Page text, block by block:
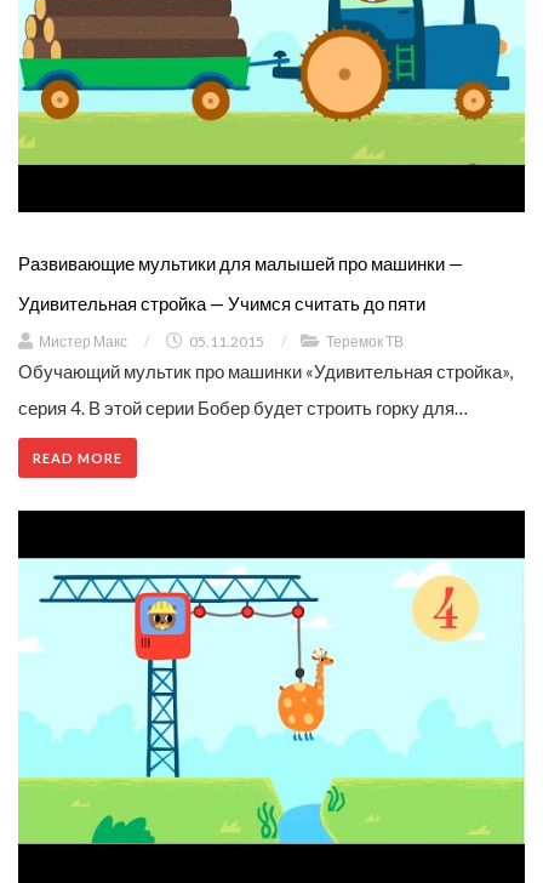
Развивающие мультики для малышей про машинки —
Удивительная стройка — Учимся считать до пяти
Мистер Макс / 05.11.2015 / Теремок ТВ
Обучающий мультик про машинки «Удивительная стройка»,
серия 4. В этой серии Бобер будет строить горку для…
READ MORE